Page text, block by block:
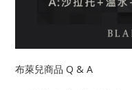
布萊兒商品 Q & A